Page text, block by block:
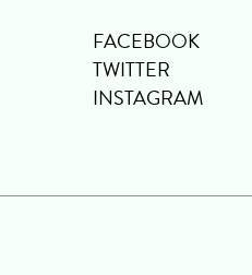
FACEBOOK
TWITTER
INSTAGRAM